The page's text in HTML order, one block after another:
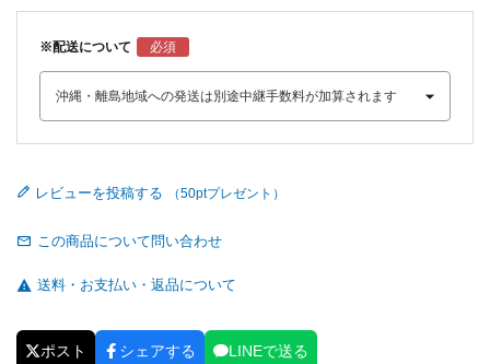
※配送について
レビューを投稿する
この商品について問い合わせ
送料・お支払い・返品について
ポスト シェアする LINEで送る